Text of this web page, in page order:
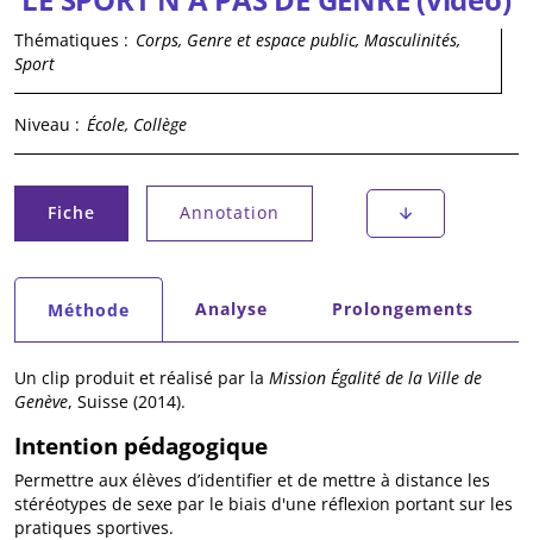
Thématiques : Corps, Genre et espace public, Masculinités,
Sport
Niveau : École, Collège
Onglets principaux
Fiche
(onglet actif) Annotation
Onglets secondaires
Méthode
(onglet actif) Analyse Prolongements
Un clip produit et réalisé par la Mission Égalité de la Ville de
Genève, Suisse (2014).
Intention pédagogique
Permettre aux élèves d’identifier et de mettre à distance les
stéréotypes de sexe par le biais d'une réflexion portant sur les
pratiques sportives.